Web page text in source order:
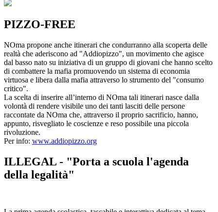
PIZZO-FREE
NOma propone anche itinerari che condurranno alla scoperta delle
realtà che aderiscono ad "Addiopizzo", un movimento che agisce
dal basso nato su iniziativa di un gruppo di giovani che hanno scelto
di combattere la mafia promuovendo un sistema di economia
virtuosa e libera dalla mafia attraverso lo strumento del "consumo
critico".
La scelta di inserire all’interno di NOma tali itinerari nasce dalla
volontà di rendere visibile uno dei tanti lasciti delle persone
raccontate da NOma che, attraverso il proprio sacrificio, hanno,
appunto, risvegliato le coscienze e reso possibile una piccola
rivoluzione.
Per info: www.addiopizzo.org
ILLEGAL - "Porta a scuola l'agenda
della legalità"